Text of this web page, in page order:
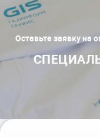
Оставьте заявку на